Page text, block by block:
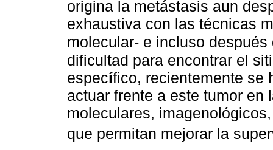
origina la metástasis aun
exhaustiva con las técnicas
molecular- e incluso
dificultad para encontrar el
específico, recientemente se
actuar frente a este tumor
moleculares,
que permitan mejorar la